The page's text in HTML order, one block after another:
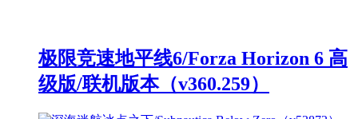
极限竞速地平线6/Forza Horizon 6 高
级版/联机版本（v360.259）